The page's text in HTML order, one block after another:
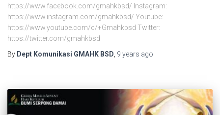
https://www.facebook.com/gmahkbsd/ Instagram:
https://www.instagram.com/gmahkbsd/ Youtube:
https://www.youtube.com/c/+Gmahkbsd Twitter:
https://twitter.com/gmahkbsd
By Dept Komunikasi GMAHK BSD, 9 years ago